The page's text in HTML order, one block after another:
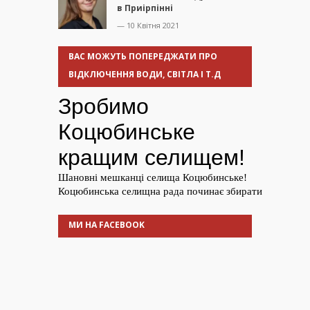
в Приірпінні
— 10 Квітня 2021
ВАС МОЖУТЬ ПОПЕРЕДЖАТИ ПРО
ВІДКЛЮЧЕННЯ ВОДИ, СВІТЛА І Т.Д
МИ НА FACEBOOK